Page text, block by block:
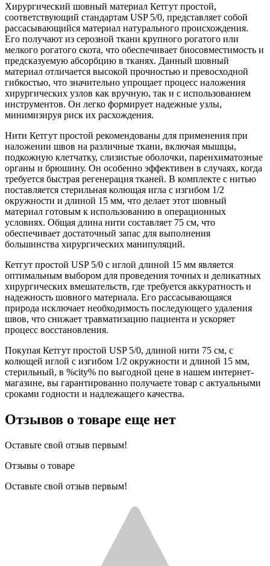
Хирургический шовный материал Кетгут простой,
соответствующий стандартам USP 5/0, представляет собой
рассасывающийся материал натурального происхождения.
Его получают из серозной ткани крупного рогатого или
мелкого рогатого скота, что обеспечивает биосовместимость и
предсказуемую абсорбцию в тканях. Данный шовный
материал отличается высокой прочностью и превосходной
гибкостью, что значительно упрощает процесс наложения
хирургических узлов как вручную, так и с использованием
инструментов. Он легко формирует надежные узлы,
минимизируя риск их расхождения.
Нити Кетгут простой рекомендованы для применения при
наложении швов на различные ткани, включая мышцы,
подкожную клетчатку, слизистые оболочки, паренхиматозные
органы и брюшину. Он особенно эффективен в случаях, когда
требуется быстрая регенерация тканей. В комплекте с нитью
поставляется стерильная колющая игла с изгибом 1/2
окружности и длиной 15 мм, что делает этот шовный
материал готовым к использованию в операционных
условиях. Общая длина нити составляет 75 см, что
обеспечивает достаточный запас для выполнения
большинства хирургических манипуляций.
Кетгут простой USP 5/0 с иглой длиной 15 мм является
оптимальным выбором для проведения точных и деликатных
хирургических вмешательств, где требуется аккуратность и
надежность шовного материала. Его рассасывающаяся
природа исключает необходимость последующего удаления
швов, что снижает травматизацию пациента и ускоряет
процесс восстановления.
Покупая Кетгут простой USP 5/0, длиной нити 75 см, с
колющей иглой с изгибом 1/2 окружности и длиной 15 мм,
стерильный, в %city% по выгодной цене в нашем интернет-
магазине, вы гарантированно получаете товар с актуальными
сроками годности и надлежащего качества.
Отзывов о товаре еще нет
Оставьте свой отзыв первым!
Отзывы о товаре
Оставьте свой отзыв первым!